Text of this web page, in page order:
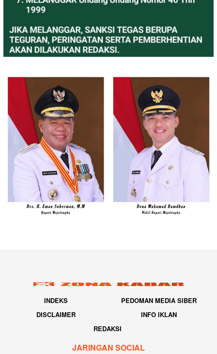
INDEKS
PEDOMAN MEDIA SIBER
DISCLAIMER
INFO IKLAN
REDAKSI
JARINGAN SOCIAL